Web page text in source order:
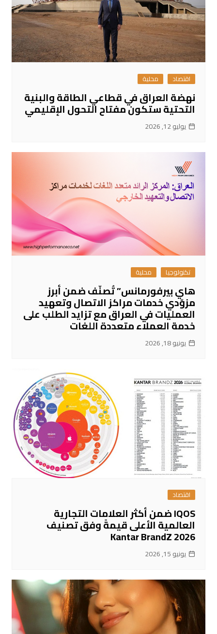
اقتصاد محلية
نهضة العراق في قطاعي الطاقة والبنية
التحتية ستكون مفتاح التحول الإقليمي
يوليو 12, 2026
تكنولوجيا محلية
هاي بيرفورمانس” تُصنّف ضمن أبرز
مزوّدي خدمات مراكز الاتصال وتعهيد
العمليات في العراق مع تزايد الطلب على
خدمة العملاء متعددة اللغات
يونيو 18, 2026
اقتصاد
IQOS ضمن أكثر العلامات التجارية
العالمية الأعلى قيمةً وفق تصنيف
Kantar BrandZ 2026
يونيو 15, 2026